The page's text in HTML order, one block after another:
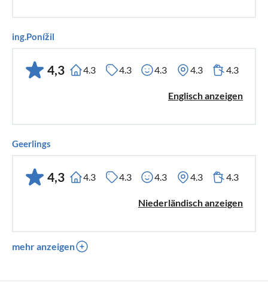
ing.Ponížil
4,3 4.3 4.3 4.3 4.3 4.3
Englisch anzeigen
Geerlings
4,3 4.3 4.3 4.3 4.3 4.3
Niederländisch anzeigen
mehr anzeigen